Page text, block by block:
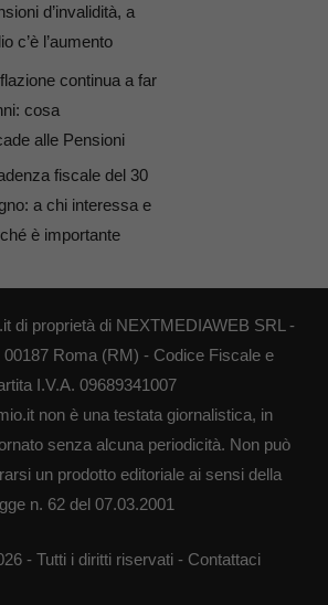
d’invalidità, a
c’è l’aumento
continua a far
cosa
alle Pensioni
fiscale del 30
a chi interessa e
è importante
di proprietà di NEXTMEDIAWEB SRL -
00187 Roma (RM) - Codice Fiscale e
I.V.A. 09689341007
non è una testata giornalistica, in
senza alcuna periodicità. Non può
un prodotto editoriale ai sensi della
n. 62 del 07.03.2001
- Tutti i diritti riservati - Contattaci